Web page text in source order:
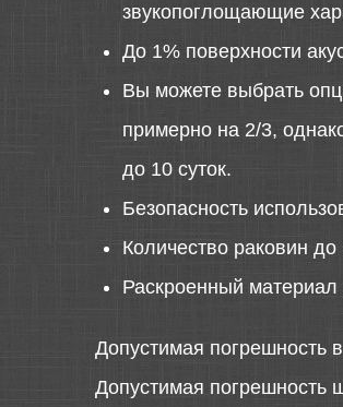
звукопоглощающие
До 1% поверхности
Вы можете выбрать
примерно на 2/3,
до 10 суток.
Безопасность
Количество раковин до
Раскроенный материал
Допустимая погрешность
Допустимая